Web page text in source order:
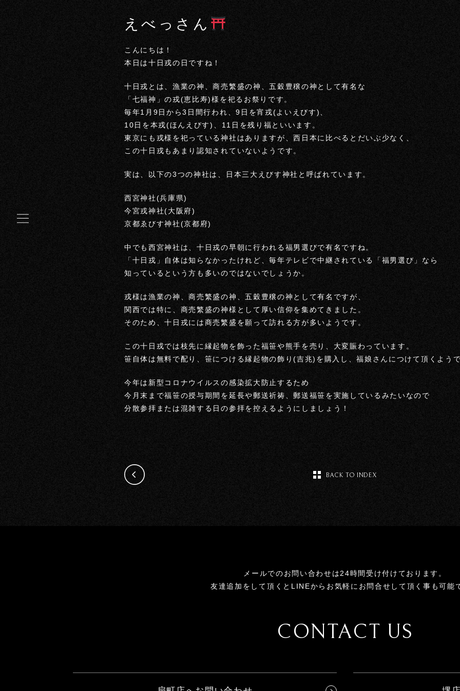
えべっさん
こんにちは！
本日は十日戎の日ですね！
十日戎とは、漁業の神、商売繁盛の神、五穀豊穣の神として有名な
「七福神」の戎(恵比寿)様を祀るお祭りです。
毎年1月9日から3日間行われ、9日を宵戎(よいえびす)、
10日を本戎(ほんえびす)、11日を残り福といいます。
東京にも戎様を祀っている神社はありますが、西日本に比べるとだいぶ少なく、
この十日戎もあまり認知されていないようです。
実は、以下の3つの神社は、日本三大えびす神社と呼ばれています。
西宮神社(兵庫県)
今宮戎神社(大阪府)
京都ゑびす神社(京都府)
中でも西宮神社は、十日戎の早朝に行われる福男選びで有名ですね。
「十日戎」自体は知らなかったけれど、毎年テレビで中継されている「福男選び」なら
知っているという方も多いのではないでしょうか。
戎様は漁業の神、商売繁盛の神、五穀豊穣の神として有名ですが、
関西では特に、商売繁盛の神様として厚い信仰を集めてきました。
そのため、十日戎には商売繁盛を願って訪れる方が多いようです。
この十日戎では枝先に縁起物を飾った福笹や熊手を売り、大変賑わっています。
笹自体は無料で配り、笹につける縁起物の飾り(吉兆)を購入し、福娘さんにつけて頂くよう
今年は新型コロナウイルスの感染拡大防止するため
今月末まで福笹の授与期間を延長や郵送祈祷、郵送福笹を実施しているみたいなので
分散参拝または混雑する日の参拝を控えるようにしましょう！
BACK TO INDEX
メールでのお問い合わせは24時間受け付けております。
友達追加をして頂くとLINEからお気軽にお問合せして頂く事も可能
CONTACT US